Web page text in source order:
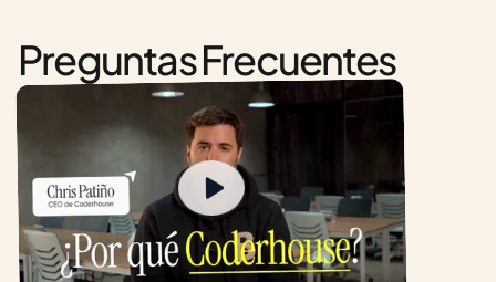
Preguntas Frecuentes